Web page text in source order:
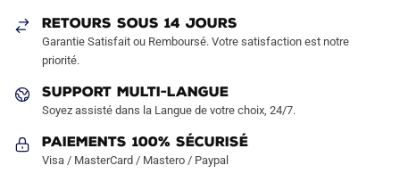
la
page
produit
page
RETOURS SOUS 14 JOURS
Garantie Satisfait ou Remboursé. Votre satisfaction est notre
priorité.
SUPPORT MULTI-LANGUE
Soyez assisté dans la Langue de votre choix, 24/7.
Paiements 100% Sécurisé
Visa / MasterCard / Mastero / Paypal